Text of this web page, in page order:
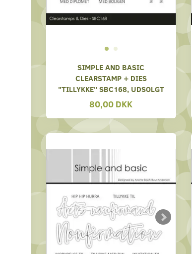
SIMPLE AND BASIC
CLEARSTAMP + DIES
"TILLYKKE" SBC168, UDSOLGT
80,00 DKK